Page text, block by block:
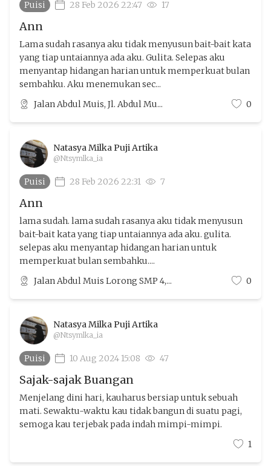
Puisi 28 Feb 2026 22:47 17
Ann
Lama sudah rasanya aku tidak menyusun bait-bait kata
yang tiap untaiannya ada aku. Gulita. Selepas aku
menyantap hidangan harian untuk memperkuat bulan
sembahku. Aku menemukan sec...
Jalan Abdul Muis, Jl. Abdul Mu...
0
Natasya Milka Puji Artika
@Ntsymlka_ia
Puisi 28 Feb 2026 22:31 7
Ann
lama sudah. lama sudah rasanya aku tidak menyusun
bait-bait kata yang tiap untaiannya ada aku. gulita.
selepas aku menyantap hidangan harian untuk
memperkuat bulan sembahku....
Jalan Abdul Muis Lorong SMP 4,...
0
Natasya Milka Puji Artika
@Ntsymlka_ia
Puisi 10 Aug 2024 15:08 47
Sajak-sajak Buangan
Menjelang dini hari, kauharus bersiap untuk sebuah
mati. Sewaktu-waktu kau tidak bangun di suatu pagi,
semoga kau terjebak pada indah mimpi-mimpi.
1